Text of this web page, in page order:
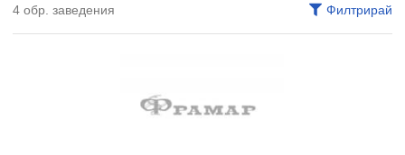
4 обр. заведения Филтрирай